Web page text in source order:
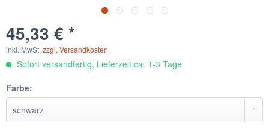
45,33 € *
inkl. MwSt. zzgl. Versandkosten
Sofort versandfertig, Lieferzeit ca. 1-3 Tage
Farbe: